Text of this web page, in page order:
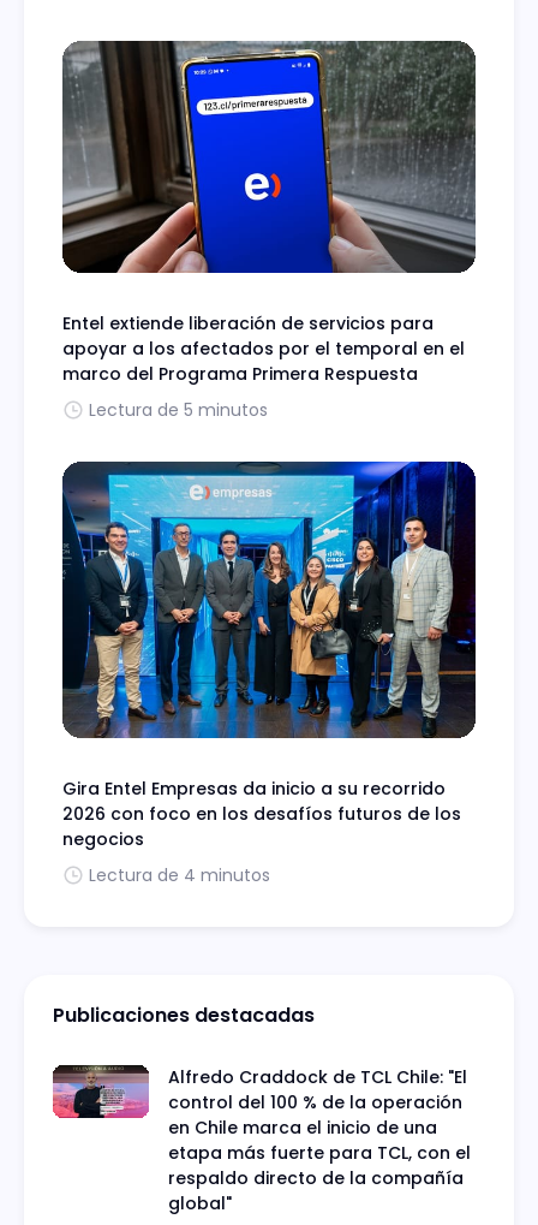
Entel extiende liberación de servicios para
apoyar a los afectados por el temporal en el
marco del Programa Primera Respuesta
Lectura de 5 minutos
Gira Entel Empresas da inicio a su recorrido
2026 con foco en los desafíos futuros de los
negocios
Lectura de 4 minutos
Publicaciones destacadas
Alfredo Craddock de TCL Chile: "El
control del 100 % de la operación
en Chile marca el inicio de una
etapa más fuerte para TCL, con el
respaldo directo de la compañía
global"